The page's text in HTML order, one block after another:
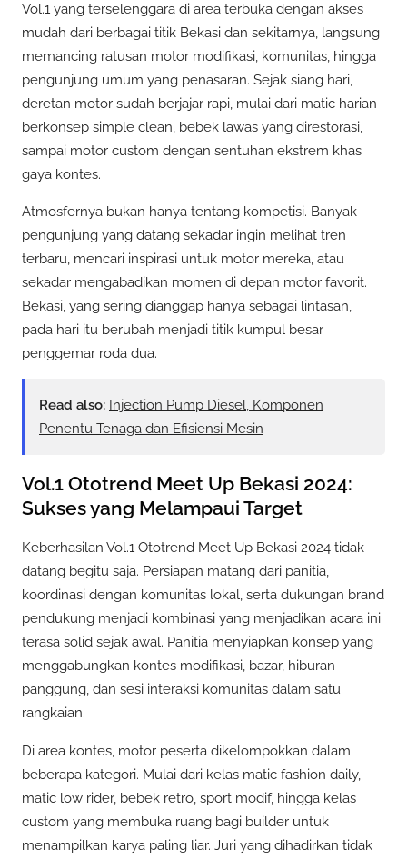
Vol.1 yang terselenggara di area terbuka dengan akses
mudah dari berbagai titik Bekasi dan sekitarnya, langsung
memancing ratusan motor modifikasi, komunitas, hingga
pengunjung umum yang penasaran. Sejak siang hari,
deretan motor sudah berjajar rapi, mulai dari matic harian
berkonsep simple clean, bebek lawas yang direstorasi,
sampai motor custom dengan sentuhan ekstrem khas
gaya kontes.
Atmosfernya bukan hanya tentang kompetisi. Banyak
pengunjung yang datang sekadar ingin melihat tren
terbaru, mencari inspirasi untuk motor mereka, atau
sekadar mengabadikan momen di depan motor favorit.
Bekasi, yang sering dianggap hanya sebagai lintasan,
pada hari itu berubah menjadi titik kumpul besar
penggemar roda dua.
Read also: Injection Pump Diesel, Komponen
Penentu Tenaga dan Efisiensi Mesin
Vol.1 Ototrend Meet Up Bekasi 2024:
Sukses yang Melampaui Target
Keberhasilan Vol.1 Ototrend Meet Up Bekasi 2024 tidak
datang begitu saja. Persiapan matang dari panitia,
koordinasi dengan komunitas lokal, serta dukungan brand
pendukung menjadi kombinasi yang menjadikan acara ini
terasa solid sejak awal. Panitia menyiapkan konsep yang
menggabungkan kontes modifikasi, bazar, hiburan
panggung, dan sesi interaksi komunitas dalam satu
rangkaian.
Di area kontes, motor peserta dikelompokkan dalam
beberapa kategori. Mulai dari kelas matic fashion daily,
matic low rider, bebek retro, sport modif, hingga kelas
custom yang membuka ruang bagi builder untuk
menampilkan karya paling liar. Juri yang dihadirkan tidak